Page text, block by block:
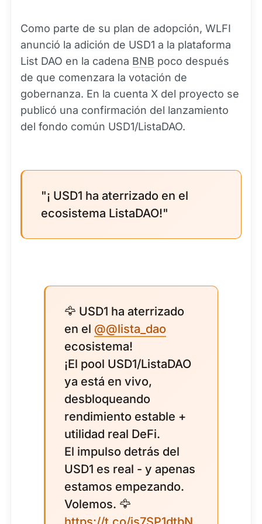
Como parte de su plan de adopción, WLFI
anunció la adición de USD1 a la plataforma
List DAO en la cadena BNB poco después
de que comenzara la votación de
gobernanza. En la cuenta X del proyecto se
publicó una confirmación del lanzamiento
del fondo común USD1/ListaDAO.
"¡ USD1 ha aterrizado en el
ecosistema ListaDAO!"
🦅 USD1 ha aterrizado
en el @@lista_dao
ecosistema!
¡El pool USD1/ListaDAO
ya está en vivo,
desbloqueando
rendimiento estable +
utilidad real DeFi.
El impulso detrás del
USD1 es real - y apenas
estamos empezando.
Volemos. 🦅